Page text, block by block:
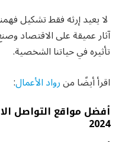
لا يعيد إرثه فقط تشكيل
آثار عميقة على ‏الاقتصاد
تأثيره في حياتنا الشخصية. ‏
اقرأ أيضًا منرواد الأعمال: ‏
أفضل مواقع التواصل
2024